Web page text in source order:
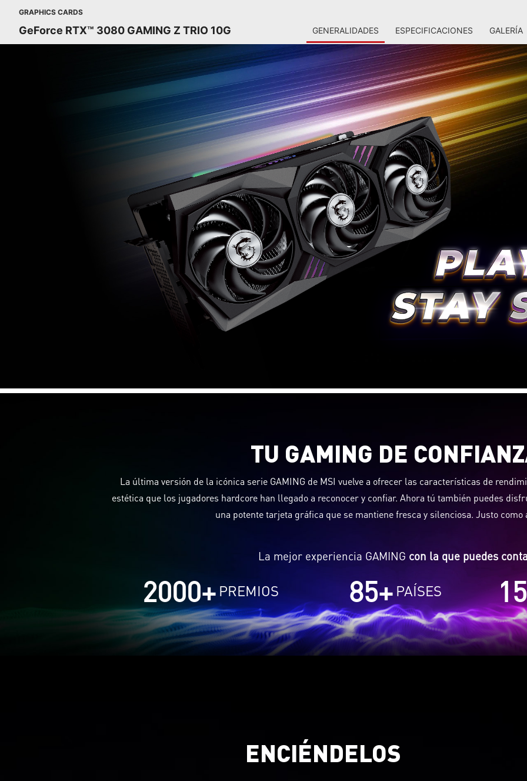
GRAPHICS CARDS
GeForce RTX™ 3080 GAMING Z TRIO 10G GENERALIDADES ESPECIFICACIONES GALERÍA
TU GAMING DE
La última versión de la icónica serie GAMING de MSI vuelve a ofrecer las características de
estética que los jugadores hardcore han llegado a reconocer y confiar. Ahora tú también puedes
una potente tarjeta gráfica que se mantiene fresca y silenciosa. Justo como
La mejor experiencia GAMING con la que puedes
2000+ PREMIOS 85+ PAÍSES
ENCIÉNDELOS